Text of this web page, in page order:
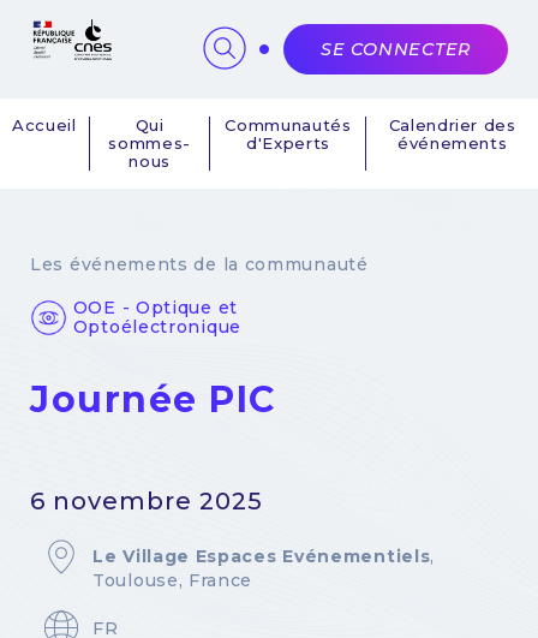
Navigation
Accueil
Qui
sommes-
nous
Communautés
d'Experts
Calendrier des
événements
SE CONNECTER
Les événements de la communauté
OOE - Optique et
Optoélectronique
Journée PIC
6 novembre 2025
Le Village Espaces Evénementiels,
Toulouse, France
FR